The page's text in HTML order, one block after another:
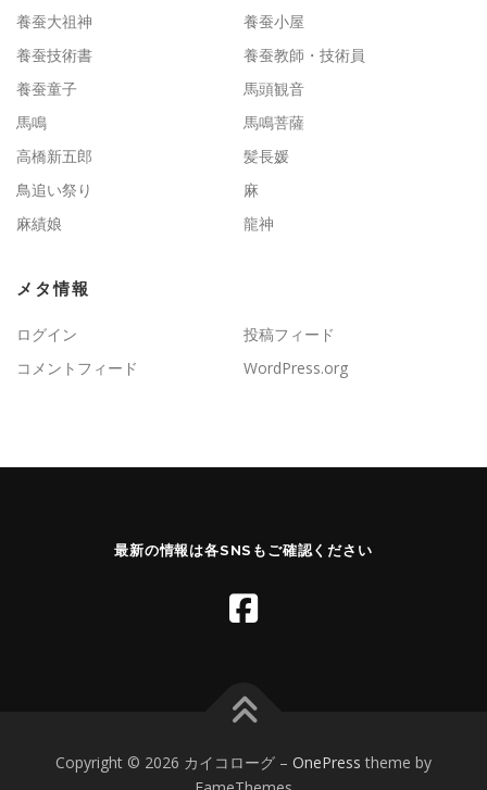
養蚕大祖神
養蚕小屋
養蚕技術書
養蚕教師・技術員
養蚕童子
馬頭観音
馬鳴
馬鳴菩薩
高橋新五郎
髪長媛
鳥追い祭り
麻
麻績娘
龍神
メタ情報
ログイン
投稿フィード
コメントフィード
WordPress.org
最新の情報は各SNSもご確認ください
Copyright © 2026 カイコローグ – OnePress theme by